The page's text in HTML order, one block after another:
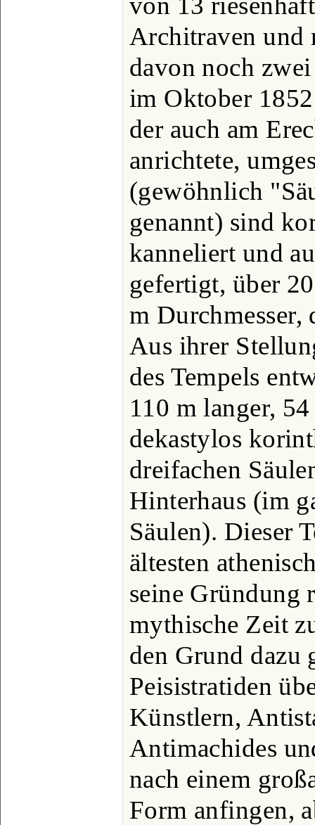
Architraven und
davon noch
im Oktober
der auch am
anrichtete,
(gewöhnlich
genannt) sind
kanneliert und
gefertigt, über
m
Aus ihrer
des Tempels
110 m langer,
dekastylos
dreifachen
Hinterhaus (im
Säulen). Dieser
ältesten
seine Gründung
mythische Zeit
den Grund dazu
Peisistratiden
Künstlern,
Antimachides
nach einem
Form anfingen,